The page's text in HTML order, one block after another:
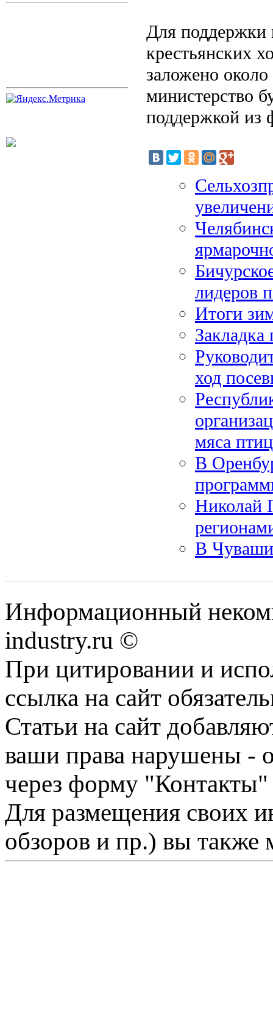
Для
крестьянских
заложено
министерство
поддержкой из
лидеров
Итоги
ход
мяса
В
Николай
В
Информационный
industry.ru ©
При цитировании и
ссылка на сайт
Статьи на сайт
ваши права нарушены -
через форму "Контакты"
Для размещения своих
обзоров и пр.) вы также